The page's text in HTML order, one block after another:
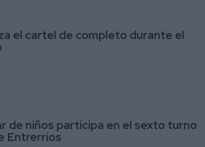
el cartel de completo durante el
de niños participa en el sexto turno
Entrerríos